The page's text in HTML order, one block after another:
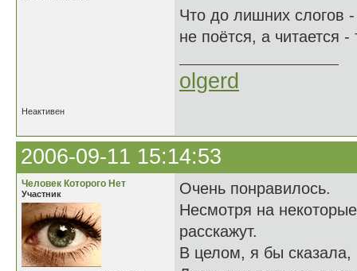
Что до лишних слогов
не поётся, а читается
olgerd
Неактивен
2006-09-11 15:14:53
Человек Которого Нет
Участник
Очень понравилось.
Несмотря на
расскажут.
В целом, я бы сказала,